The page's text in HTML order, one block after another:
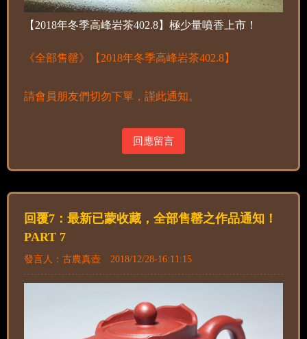
【2018年冬季高峰岩茶402.8】極少量噴香上市！
《全部售罄》【2018年冬季高峰岩茶402.8】
請會員朋友們切勿下單，謹此通知。
回應留言
回覆7：最新已蒙收藏，全部售罄之作品通知！
PART 7
發言人：古農真壺 2018/12/28-16:11:15